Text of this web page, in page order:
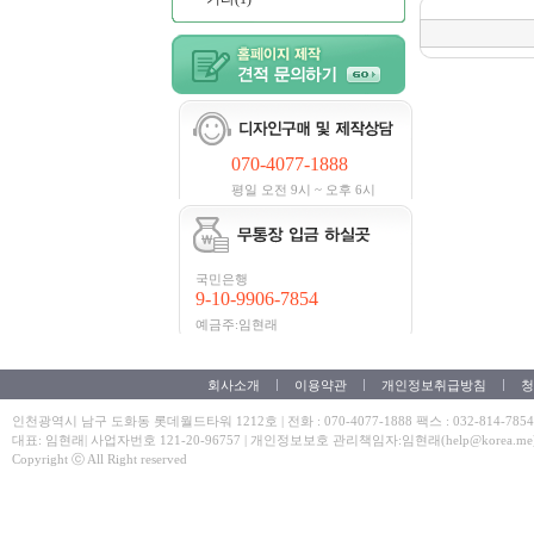
070-4077-1888
평일 오전 9시 ~ 오후 6시
국민은행
9-10-9906-7854
예금주:임현래
회사소개 이용약관 개인정보취급방침
인천광역시 남구 도화동 롯데월드타워 1212호 | 전화 : 070-4077-1888 팩스 : 032-814-7854
대표: 임현래| 사업자번호 121-20-96757 | 개인정보보호 관리책임자:임현래
Copyright ⓒ All Right reserved